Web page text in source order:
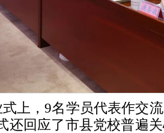
上，9名学员代表作交
还回应了市县党校普遍